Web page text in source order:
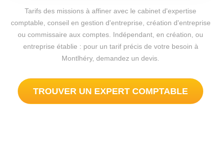
Tarifs des missions à affiner avec le cabinet d'expertise
comptable, conseil en gestion d'entreprise, création d'entreprise
ou commissaire aux comptes. Indépendant, en création, ou
entreprise établie : pour un tarif précis de votre besoin à
Montlhéry, demandez un devis.
TROUVER UN EXPERT COMPTABLE